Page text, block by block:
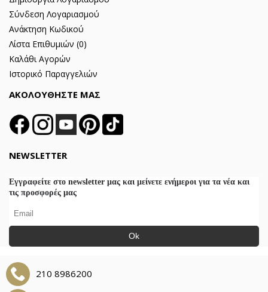
Σύνδεση Λογαριασμού
Ανάκτηση Κωδικού
Λίστα Επιθυμιών (0)
Καλάθι Αγορών
Ιστορικό Παραγγελιών
ΑΚΟΛΟΥΘΗΣΤΕ ΜΑΣ
NEWSLETTER
Εγγραφείτε στο newsletter μας και μείνετε ενήμεροι για τα νέα και
τις προσφορές μας
Ok
210 8986200